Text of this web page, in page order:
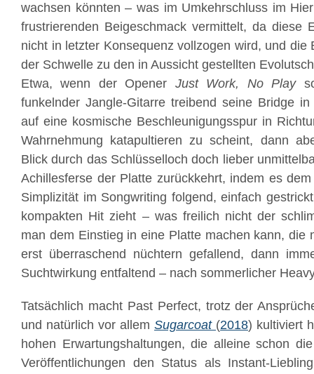
wachsen könnten – was im Umkehrschluss im
frustrierenden Beigeschmack vermittelt, da diese
nicht in letzter Konsequenz vollzogen wird, und die
der Schwelle zu den in Aussicht gestellten
Etwa, wenn der Opener Just Work, No Play
funkelnder Jangle-Gitarre treibend seine Bridge
auf eine kosmische Beschleunigungsspur in
Wahrnehmung katapultieren zu scheint, dann
Blick durch das Schlüsselloch doch lieber
Achillesferse der Platte zurückkehrt, indem es
Simplizität im Songwriting folgend, einfach
kompakten Hit zieht – was freilich nicht der
man dem Einstieg in eine Platte machen kann, die
erst überraschend nüchtern gefallend, dann
Suchtwirkung entfaltend – nach sommerlicher
Tatsächlich macht Past Perfect, trotz der
und natürlich vor allem Sugarcoat (2018) kultiviert
hohen Erwartungshaltungen, die alleine schon
Veröffentlichungen den Status als Instant-